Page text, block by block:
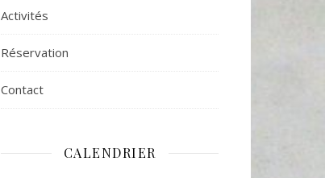
Activités
Réservation
Contact
CALENDRIER